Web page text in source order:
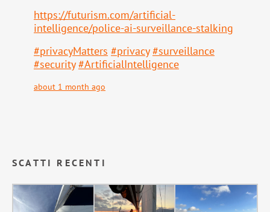
https://futurism.com/artificial-
intelligence/police-ai-surveillance-stalking
#privacyMatters #privacy #surveillance
#security #ArtificialIntelligence
about 1 month ago
SCATTI RECENTI